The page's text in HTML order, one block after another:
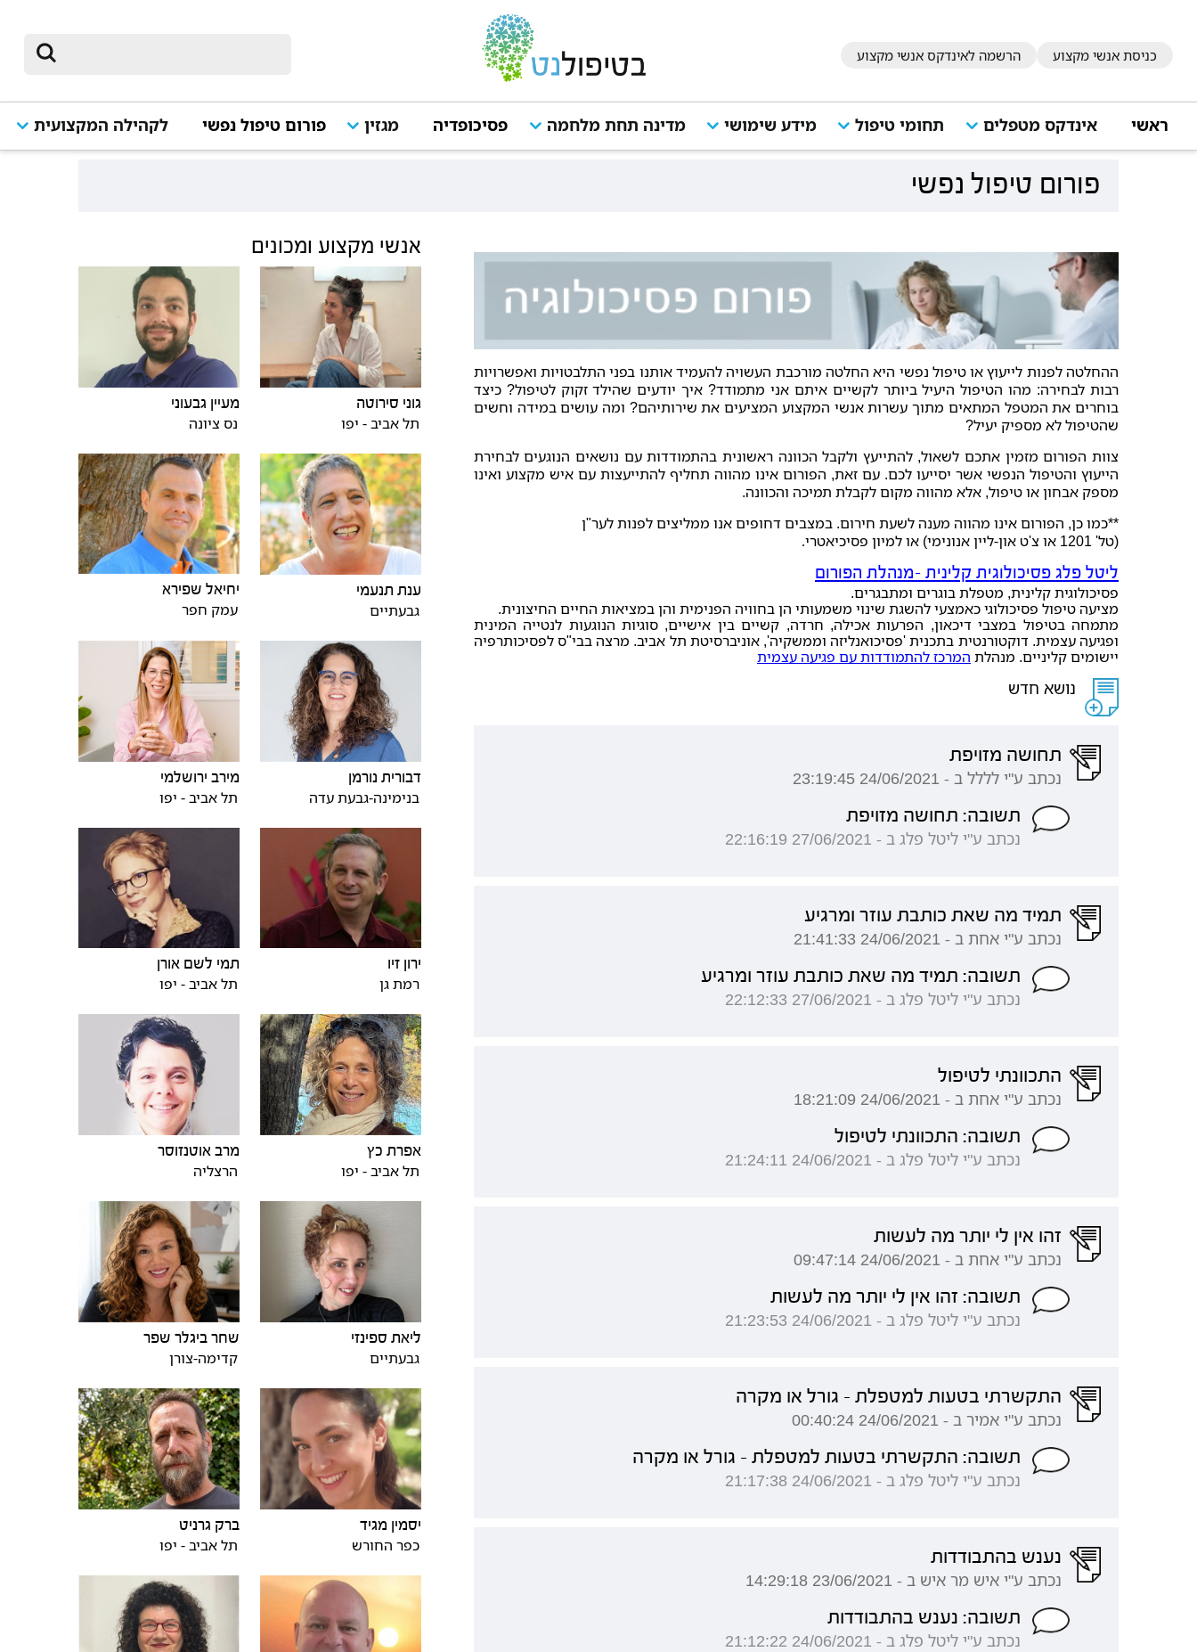
כניסת אנשי מקצוע הרשמה לאינדקס אנשי מקצוע
ראשי אינדקס מטפלים תחומי טיפול מידע שימושי מדינה תחת מלחמה פסיכופדיה מגזין פורום טיפול נפשי לקהילה המקצועית
פורום טיפול נפשי
ההחלטה לפנות לייעוץ או טיפול נפשי היא החלטה מורכבת העשויה להעמיד אותנו בפני התלבטויות ואפשרויות
רבות לבחירה: מהו הטיפול היעיל ביותר לקשיים איתם אני מתמודד? איך יודעים שהילד זקוק לטיפול? כיצד
בוחרים את המטפל המתאים מתוך עשרות אנשי המקצוע המציעים את שירותיהם? ומה עושים במידה וחשים
שהטיפול לא מספיק יעיל?
צוות הפורום מזמין אתכם לשאול, להתייעץ ולקבל הכוונה ראשונית בהתמודדות עם נושאים הנוגעים לבחירת
הייעוץ והטיפול הנפשי אשר יסייעו לכם. עם זאת, הפורום אינו מהווה תחליף להתייעצות עם איש מקצוע ואינו
מספק אבחון או טיפול, אלא מהווה מקום לקבלת תמיכה והכוונה.
**כמו כן, הפורום אינו מהווה מענה לשעת חירום. במצבים דחופים אנו ממליצים לפנות לער"ן
(טל' 1201 או צ'ט און-ליין אנונימי) או למיון פסיכיאטרי
.
ליטל פלג פסיכולוגית קלינית -מנהלת הפורום
פסיכולוגית קלינית, מטפלת בוגרים ומתבגרים.
מציעה טיפול פסיכולוגי כאמצעי להשגת שינוי משמעותי הן בחוויה הפנימית והן במציאות החיים החיצונית.
מתמחה בטיפול במצבי דיכאון, הפרעות אכילה, חרדה, קשיים בין אישיים, סוגיות הנוגעות לנטייה המינית
ופגיעה עצמית. דוקטורנטית בתכנית 'פסיכואנליזה וממשקיה', אוניברסיטת תל אביב. מרצה בבי"ס לפסיכותרפיה
יישומים קליניים. מנהלת המרכז להתמודדות עם פגיעה עצמית
נושא חדש
תחושה מזויפת
נכתב ע"י לללל ב - 24/06/2021 23:19:45
תשובה: תחושה מזויפת
נכתב ע"י ליטל פלג ב - 27/06/2021 22:16:19
תמיד מה שאת כותבת עוזר ומרגיע
נכתב ע"י אחת ב - 24/06/2021 21:41:33
תשובה: תמיד מה שאת כותבת עוזר ומרגיע
נכתב ע"י ליטל פלג ב - 27/06/2021 22:12:33
התכוונתי לטיפול
נכתב ע"י אחת ב - 24/06/2021 18:21:09
תשובה: התכוונתי לטיפול
נכתב ע"י ליטל פלג ב - 24/06/2021 21:24:11
זהו אין לי יותר מה לעשות
נכתב ע"י אחת ב - 24/06/2021 09:47:14
תשובה: זהו אין לי יותר מה לעשות
נכתב ע"י ליטל פלג ב - 24/06/2021 21:23:53
התקשרתי בטעות למטפלת - גורל או מקרה
נכתב ע"י אמיר ב - 24/06/2021 00:40:24
תשובה: התקשרתי בטעות למטפלת - גורל או מקרה
נכתב ע"י ליטל פלג ב - 24/06/2021 21:17:38
נענש בהתבודדות
נכתב ע"י איש מר איש ב - 23/06/2021 14:29:18
תשובה: נענש בהתבודדות
נכתב ע"י ליטל פלג ב - 24/06/2021 21:12:22
אנשי מקצוע ומכונים
גוני סירוטה
תל אביב - יפו
מעיין גבעוני
נס ציונה
ענת תנעמי
גבעתיים
יחיאל שפירא
עמק חפר
דבורית נורמן
בנימינה-גבעת עדה
מירב ירושלמי
תל אביב - יפו
ירון זיו
רמת גן
תמי לשם אורן
תל אביב - יפו
אפרת כץ
תל אביב - יפו
מרב אוטנזוסר
הרצליה
ליאת ספינזי
גבעתיים
שחר ביגלר שפר
קדימה-צורן
יסמין מגיד
כפר החורש
ברק גרניט
תל אביב - יפו